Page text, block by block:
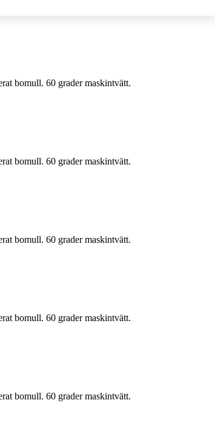
bomull. 60 grader maskintvätt.
bomull. 60 grader maskintvätt.
bomull. 60 grader maskintvätt.
bomull. 60 grader maskintvätt.
bomull. 60 grader maskintvätt.